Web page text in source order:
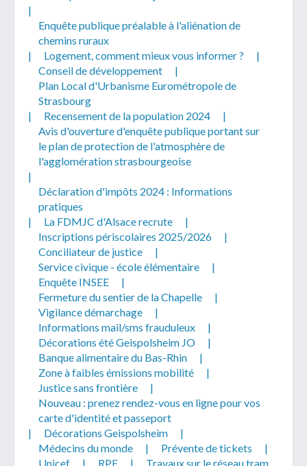
|
Enquête publique préalable à l'aliénation de
chemins ruraux
|
Logement, comment mieux vous informer ?
|
Conseil de développement
|
Plan Local d'Urbanisme Eurométropole de
Strasbourg
|
Recensement de la population 2024
|
Avis d'ouverture d'enquête publique portant sur
le plan de protection de l'atmosphère de
l'agglomération strasbourgeoise
|
Déclaration d'impôts 2024 : Informations
pratiques
|
La FDMJC d'Alsace recrute
|
Inscriptions périscolaires 2025/2026
|
Conciliateur de justice
|
Service civique - école élémentaire
|
Enquête INSEE
|
Fermeture du sentier de la Chapelle
|
Vigilance démarchage
|
Informations mail/sms frauduleux
|
Décorations été Geispolsheim JO
|
Banque alimentaire du Bas-Rhin
|
Zone à faibles émissions mobilité
|
Justice sans frontière
|
Nouveau : prenez rendez-vous en ligne pour vos
carte d'identité et passeport
|
Décorations Geispolsheim
|
Médecins du monde
| Prévente de tickets
|
Unicef
| RPE | Travaux sur le réseau tram